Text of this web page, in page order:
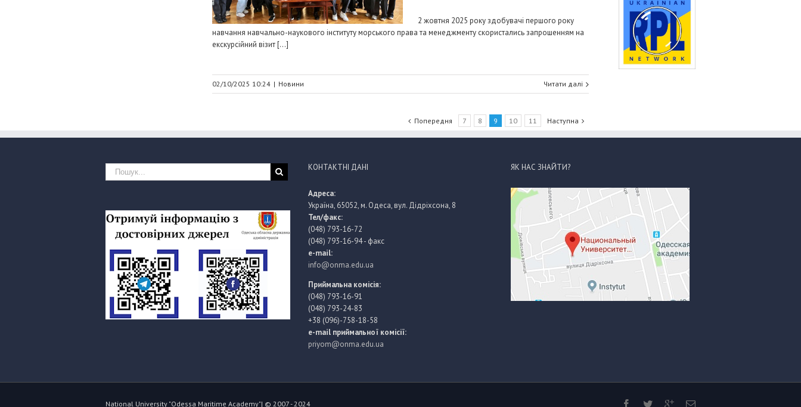
2 жовтня 2025 року здобувачі першого року
навчання навчально-наукового інституту морського права та менеджменту скористались запрошенням на
екскурсійний візит [...]
02/10/2025 10:24 | Новини Читати далі
Попередня 7 8 9 10 11 Наступна
КОНТАКТНІ ДАНІ
Адреса:
Україна, 65052, м. Одеса, вул. Дідріхсона, 8
Тел/факс:
(048) 793-16-72
(048) 793-16-94 - факс
e-mail:
info@onma.edu.ua
Приймальна комісія:
(048) 793-16-91
(048) 793-24-83
+38 (096)-758-18-58
e-mail приймальної комісії:
priyom@onma.edu.ua
ЯК НАС ЗНАЙТИ?
National University "Odessa Maritime Academy"| © 2007 - 2024